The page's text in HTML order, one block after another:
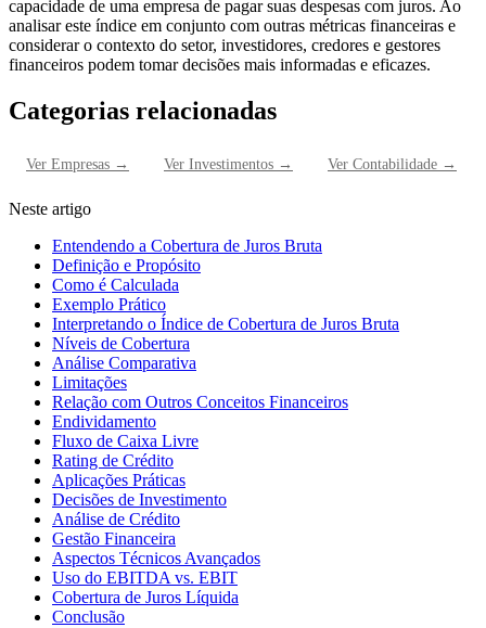
capacidade de uma empresa de pagar suas despesas com juros. Ao
analisar este índice em conjunto com outras métricas financeiras e
considerar o contexto do setor, investidores, credores e gestores
financeiros podem tomar decisões mais informadas e eficazes.
Categorias relacionadas
Ver Empresas → Ver Investimentos → Ver Contabilidade →
Neste artigo
Entendendo a Cobertura de Juros Bruta
Definição e Propósito
Como é Calculada
Exemplo Prático
Interpretando o Índice de Cobertura de Juros Bruta
Níveis de Cobertura
Análise Comparativa
Limitações
Relação com Outros Conceitos Financeiros
Endividamento
Fluxo de Caixa Livre
Rating de Crédito
Aplicações Práticas
Decisões de Investimento
Análise de Crédito
Gestão Financeira
Aspectos Técnicos Avançados
Uso do EBITDA vs. EBIT
Cobertura de Juros Líquida
Conclusão